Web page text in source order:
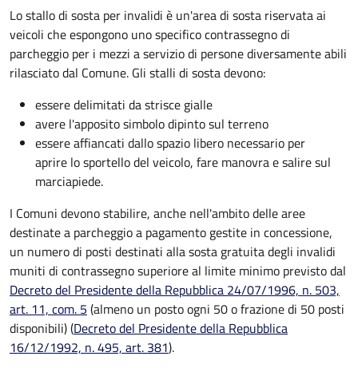
Lo stallo di sosta per invalidi è un'area di sosta riservata ai
veicoli che espongono uno specifico contrassegno di
parcheggio per i mezzi a servizio di persone diversamente abili
rilasciato dal Comune. Gli stalli di sosta devono:
essere delimitati da strisce gialle
avere l'apposito simbolo dipinto sul terreno
essere affiancati dallo spazio libero necessario per
aprire lo sportello del veicolo, fare manovra e salire sul
marciapiede.
I Comuni devono stabilire, anche nell'ambito delle aree
destinate a parcheggio a pagamento gestite in concessione,
un numero di posti destinati alla sosta gratuita degli invalidi
muniti di contrassegno superiore al limite minimo previsto dal
Decreto del Presidente della Repubblica 24/07/1996, n. 503,
art. 11, com. 5 (almeno un posto ogni 50 o frazione di 50 posti
disponibili) (Decreto del Presidente della Repubblica
16/12/1992, n. 495, art. 381).